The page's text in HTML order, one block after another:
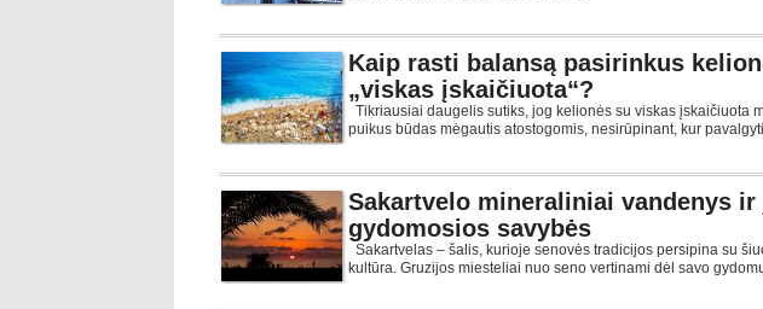
Kaip rasti balansą pasirinkus
„viskas įskaičiuota“?
Tikriausiai daugelis sutiks, jog kelionės su viskas įskaičiuota
puikus būdas mėgautis atostogomis, nesirūpinant, kur
Sakartvelo mineraliniai vandenys ir
gydomosios savybės
Sakartvelas – šalis, kurioje senovės tradicijos persipina su
kultūra. Gruzijos miesteliai nuo seno vertinami dėl savo